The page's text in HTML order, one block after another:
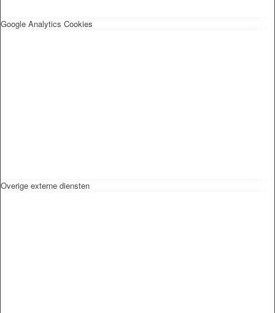
Google Analytics Cookies
Overige externe diensten